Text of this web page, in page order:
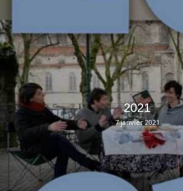
2021
7 janvier 2021